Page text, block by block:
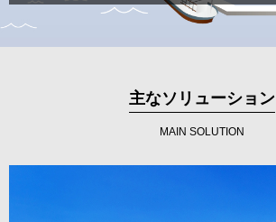
主なソリューション
MAIN SOLUTION